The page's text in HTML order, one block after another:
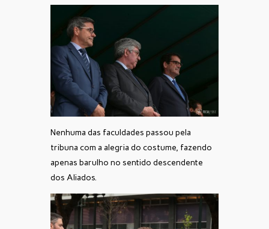
Nenhuma das faculdades passou pela
tribuna com a alegria do costume, fazendo
apenas barulho no sentido descendente
dos Aliados.